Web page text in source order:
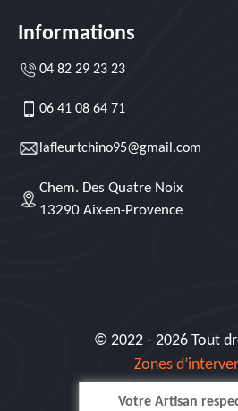
Informations
04 82 29 23 23
06 41 08 64 71
lafleurtchino95@gmail.com
Chem. Des Quatre Noix
13290 Aix-en-Provence
© 2022 - 2026 Tout
Zones
Siret: 515 062 404
Votre Artisan